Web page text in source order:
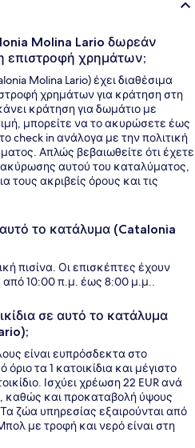
Molina Lario δωρεάν
επιστροφή χρημάτων;
Molina Lario) έχει διαθέσιμα
χρημάτων για κράτηση στη
κράτηση για δωμάτιο με
μπορείτε να το ακυρώσετε έως
check in ανάλογα με την πολιτική
Απλώς βεβαιωθείτε ότι έχετε
ακύρωσης αυτού του καταλύματος,
τους ακριβείς όρους και τις
το κατάλυμα (Catalonia
πισίνα. Οι επισκέπτες έχουν
από 10:00 π.μ. έως 8:00 μ.μ..
σε αυτό το κατάλυμα
είναι ευπρόσδεκτα στο
τα 1 κατοικίδια και μέγιστο
Ισχύει χρέωση 22 EUR ανά
καθώς και προκαταβολή ύψους
ζώα υπηρεσίας εξαιρούνται από
με τροφή και νερό είναι στη